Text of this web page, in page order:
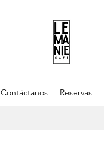
Contáctanos Reservas